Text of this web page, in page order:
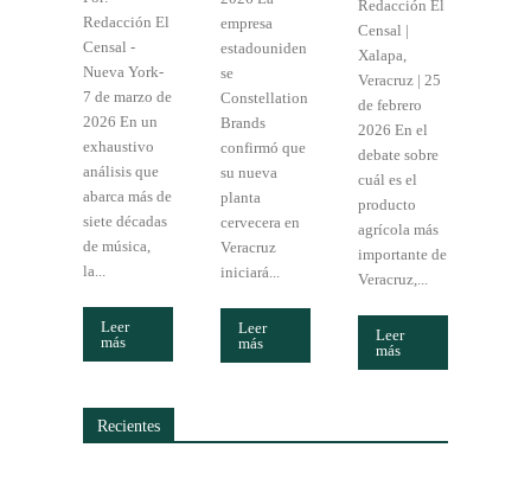
Redacción El
Censal -
Nueva York-
7 de marzo de
2026 En un
exhaustivo
análisis que
abarca más de
siete décadas
de música,
la...
Leer
más
empresa
estadouniden
se
Constellation
Brands
confirmó que
su nueva
planta
cervecera en
Veracruz
iniciará...
Leer
más
Redacción El
Censal |
Xalapa,
Veracruz | 25
de febrero
2026 En el
debate sobre
cuál es el
producto
agrícola más
importante de
Veracruz,...
Leer
más
Recientes